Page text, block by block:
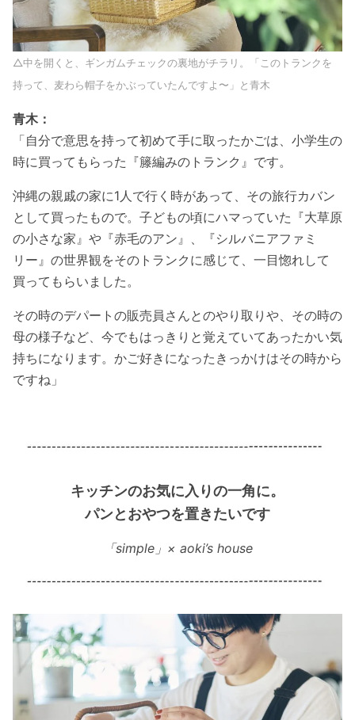
△中を開くと、ギンガムチェックの裏地がチラリ。「このトランクを
持って、麦わら帽子をかぶっていたんですよ〜」と青木
青木：
「自分で意思を持って初めて手に取ったかごは、小学生の
時に買ってもらった『籐編みのトランク』です。
沖縄の親戚の家に1人で行く時があって、その旅行カバン
として買ったもので。子どもの頃にハマっていた『大草原
の小さな家』や『赤毛のアン』、『シルバニアファミ
リー』の世界観をそのトランクに感じて、一目惚れして
買ってもらいました。
その時のデパートの販売員さんとのやり取りや、その時の
母の様子など、今でもはっきりと覚えていてあったかい気
持ちになります。かご好きになったきっかけはその時から
ですね」
キッチンのお気に入りの一角に。
パンとおやつを置きたいです
「simple」× aoki’s house